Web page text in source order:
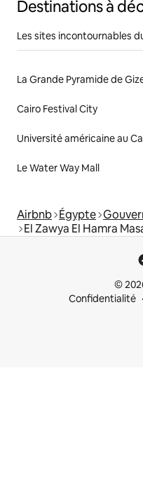
Destinations à
Les sites incontournables
La Grande Pyramide de
Cairo Festival City
Université américaine au
Le Water Way Mall
Airbnb Égypte
El Zawya El Hamra
©
Confidentialité